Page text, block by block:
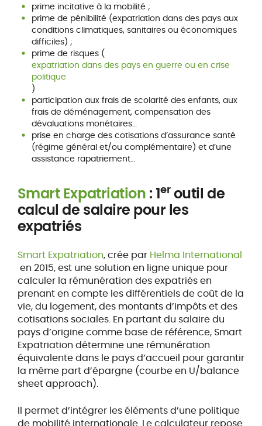
prime incitative à la mobilité ;
prime de pénibilité (expatriation dans des pays aux
conditions climatiques, sanitaires ou économiques
difficiles) ;
prime de risques (
expatriation dans des pays en guerre ou en crise
politique
)
participation aux frais de scolarité des enfants, aux
frais de déménagement, compensation des
dévaluations monétaires…
prise en charge des cotisations d’assurance santé
(régime général et/ou complémentaire) et d’une
assistance rapatriement…
Smart Expatriation : 1eroutil de
calcul de salaire pour les
expatriés
Smart Expatriation, crée par Helma International
en 2015, est une solution en ligne unique pour
calculer la rémunération des expatriés en
prenant en compte les différentiels de coût de la
vie, du logement, des montants d’impôts et des
cotisations sociales. En partant du salaire du
pays d’origine comme base de référence, Smart
Expatriation détermine une rémunération
équivalente dans le pays d’accueil pour garantir
la même part d’épargne (courbe en U/balance
sheet approach).
Il permet d’intégrer les éléments d’une politique